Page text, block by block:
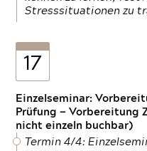
Stresssituationen zu
17
Einzelseminar:
Prüfung — Vorbereitung
nicht einzeln buchbar)
Termin 4/4: